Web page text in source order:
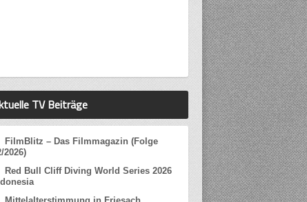
TV Beiträge
FilmBlitz – Das Filmmagazin (Folge
2026)
Red Bull Cliff Diving World Series 2026